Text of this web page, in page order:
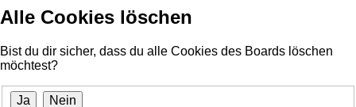
Alle Cookies löschen
Bist du dir sicher, dass du alle Cookies des Boards löschen
möchtest?